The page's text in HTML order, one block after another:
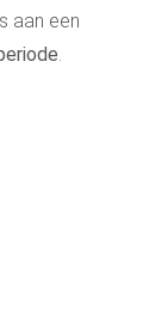
aan een
.